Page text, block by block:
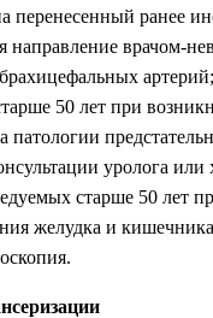
перенесенный ранее
направление врачом-
артерий;
50 лет при
патологии
уролога или
старше 50 лет
желудка и